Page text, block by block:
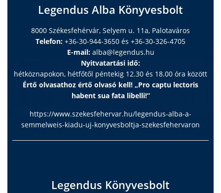
Legendus Alba Könyvesbolt
8000 Székesfehérvár, Selyem u. 11a, Palotaváros
Telefon: +36-30-944-3650 és +36-30-326-4705
E-mail: alba@legendus.hu
Nyitvatartási idő:
hétköznapokon, hétfőtől péntekig 12.30 és 18.00 óra között
Értő olvasathoz értő olvasó kell! „Pro captu lectoris
habent sua fata libelli!”
https://www.szekesfehervar.hu/legendus-alba-a-
semmelweis-kiadu-uj-konyvesboltja-szekesfehervaron
Legendus Könyvesbolt